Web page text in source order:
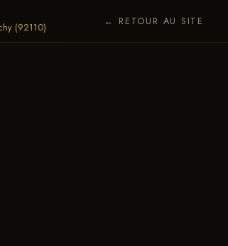
← RETOUR AU SITE
(92110)